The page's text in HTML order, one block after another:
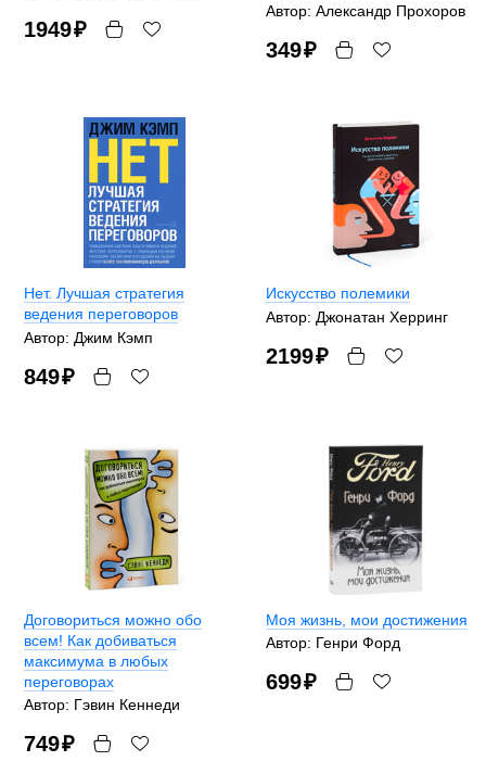
1949₽
Автор: Александр Прохоров
349₽
Нет. Лучшая стратегия
ведения переговоров
Автор: Джим Кэмп
849₽
Искусство полемики
Автор: Джонатан Херринг
2199₽
Договориться можно обо
всем! Как добиваться
максимума в любых
переговорах
Автор: Гэвин Кеннеди
749₽
Моя жизнь, мои достижения
Автор: Генри Форд
699₽